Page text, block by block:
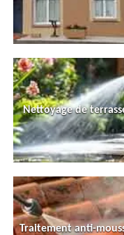
Nettoyage de
Traitement anti-